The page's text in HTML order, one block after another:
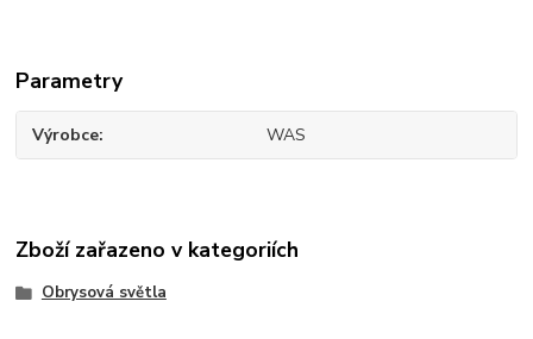
Parametry
Výrobce WAS
Zboží zařazeno v kategoriích
Obrysová světla